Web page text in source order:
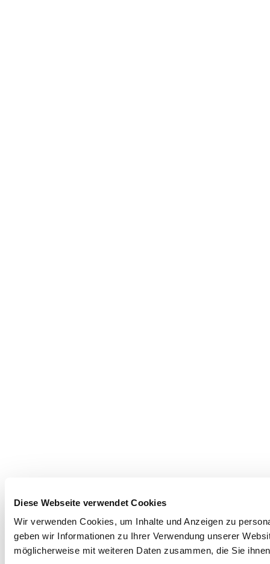
Diese Webseite verwendet Cookies
Wir verwenden Cookies, um Inhalte und Anzeigen zu
geben wir Informationen zu Ihrer Verwendung unserer
möglicherweise mit weiteren Daten zusammen, die Sie